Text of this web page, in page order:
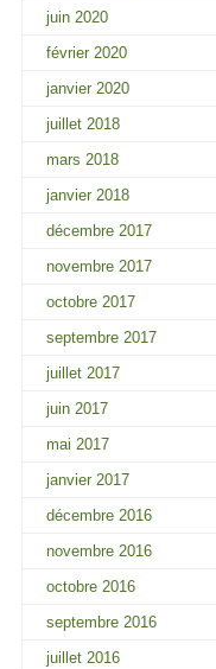
juin 2020
février 2020
janvier 2020
juillet 2018
mars 2018
janvier 2018
décembre 2017
novembre 2017
octobre 2017
septembre 2017
juillet 2017
juin 2017
mai 2017
janvier 2017
décembre 2016
novembre 2016
octobre 2016
septembre 2016
juillet 2016